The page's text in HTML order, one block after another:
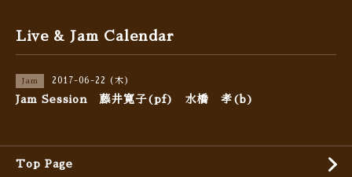
Live & Jam Calendar
Jam 2017-06-22 (木)
Jam Session 藤井寛子(pf) 水橋 孝(b)
Top Page